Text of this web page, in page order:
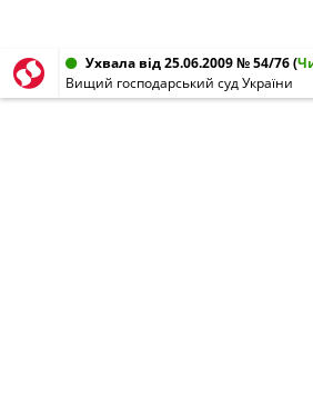
Ухвала від 25.06.2009 № 54/76(
Вищий господарський суд України